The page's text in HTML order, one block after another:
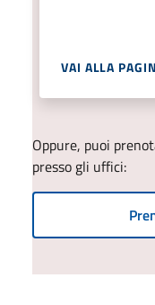
VAI ALLA
Oppure, puoi
presso gli uffici: